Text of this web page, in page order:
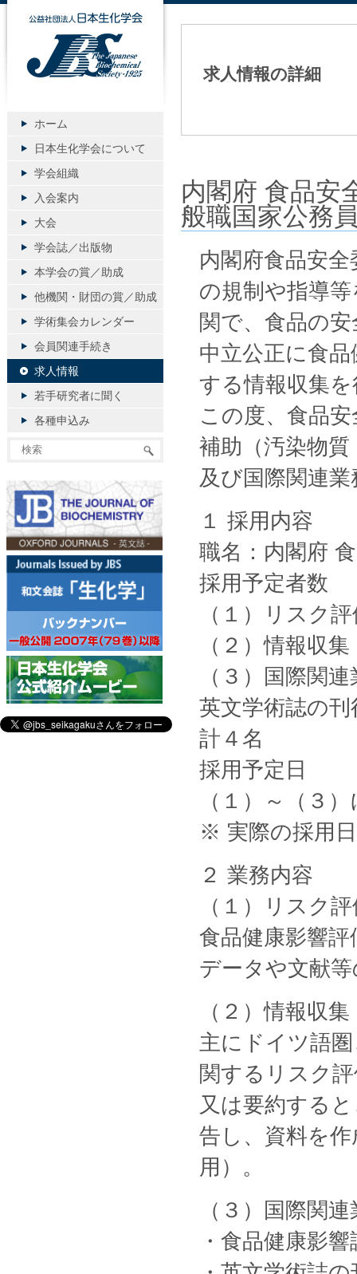
求人情報の詳細
内閣府 食品安
般職国家公務
内閣府食品安
の規制や指導
関で、食品の
中立公正に食
する情報収集
この度、食品
補助（汚染物
及び国際関連
１ 採用内容
職名：内閣府
採用予定者数
（１）リスク
（２）情報収
（３）国際関
英文学術誌の
計４名
採用予定日
（１）～（３
※ 実際の採用
２ 業務内容
（１）リスク
食品健康影響
データや文献
（２）情報収
主にドイツ語
関するリスク
又は要約する
告し、資料を
用）。
（３）国際関
・食品健康影
公益社団法人日本生化学会
ホーム
日本生化学会について
学会組織
入会案内
大会
学会誌／出版物
本学会の賞／助成
他機関・財団の賞／助成
学術集会カレンダー
会員関連手続き
求人情報
若手研究者に聞く
各種申込み